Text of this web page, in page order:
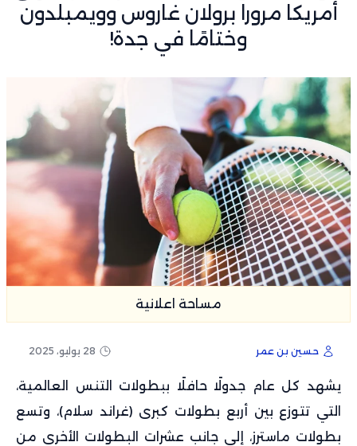
أمريكا مرورا برولان غاروس وويمبلدون
وختامًا في جدة!
مساحة اعلانية
حسين بن عمر 28 يوليو، 2025
يشهد كل عام جدولًا حافلًا ببطولات التنس العالمية،
التي تتوزع بين أربع بطولات كبرى (غراند سلام)، وتسع
بطولات ماسترز، إلى جانب عشرات البطولات الأخرى من